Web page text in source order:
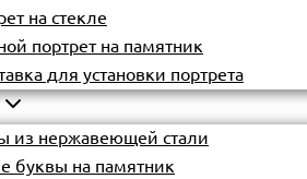
на стекле
портрет на памятник
для установки портрета
из нержавеющей стали
буквы на памятник